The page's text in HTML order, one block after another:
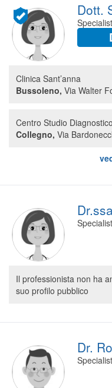
Dott.
Clinica Sant’anna
Bussoleno, Via Walter
Centro Studio Diagnostico
Collegno, Via
Il professionista non ha
suo profilo pubblico
Dr.